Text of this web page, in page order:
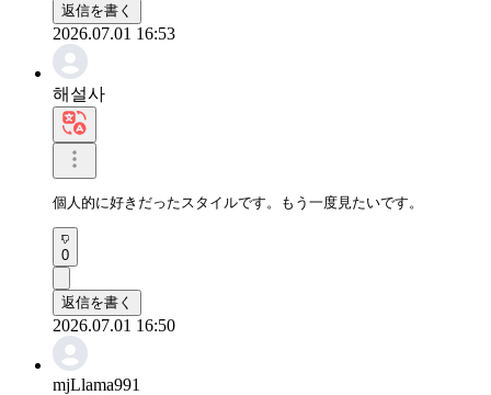
返信を書く
2026.07.01 16:53
해설사
個人的に好きだったスタイルです。もう一度見たいです。
0
返信を書く
2026.07.01 16:50
mjLlama991